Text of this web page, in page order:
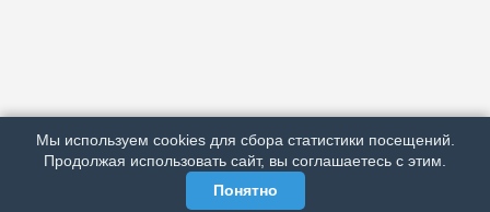
РЕКЛАМА У НАС
МЫ В СОЦСЕТЯХ
Мы используем cookies для сбора статистики посещений.
Продолжая использовать сайт, вы соглашаетесь с этим.
Понятно